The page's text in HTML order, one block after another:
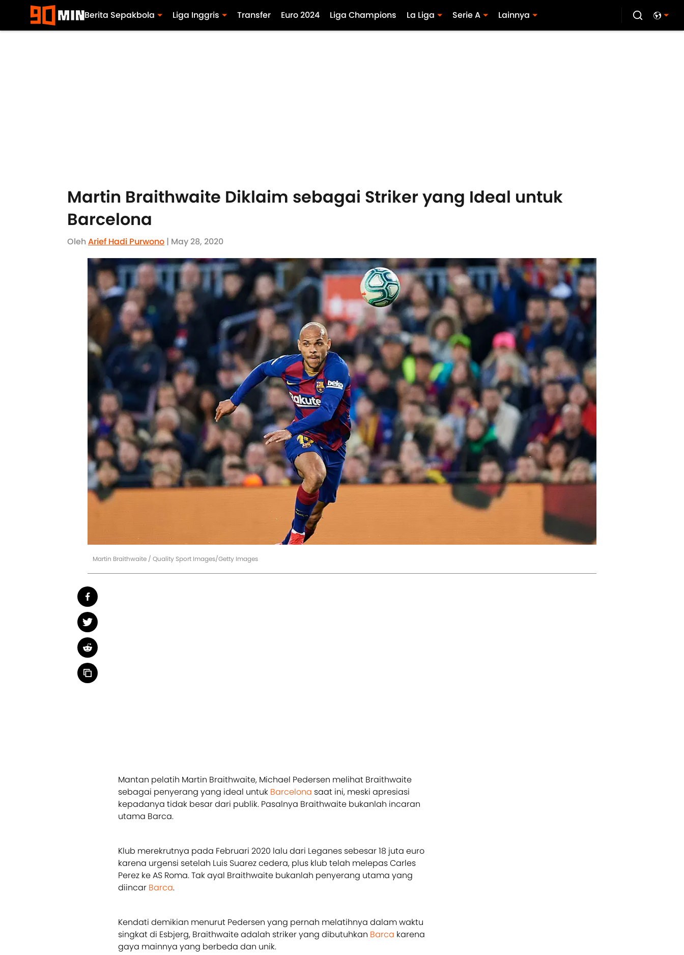
Berita Sepakbola Liga Inggris Transfer Euro 2024 Liga Champions La Liga Serie A Lainnya
Martin Braithwaite Diklaim sebagai Striker yang Ideal untuk
Barcelona
OlehArief Hadi Purwono | May 28, 2020
Martin Braithwaite / Quality Sport Images/Getty Images
Mantan pelatih Martin Braithwaite, Michael Pedersen melihat Braithwaite
sebagai penyerang yang ideal untuk Barcelona saat ini, meski apresiasi
kepadanya tidak besar dari publik. Pasalnya Braithwaite bukanlah incaran
utama Barca.
Klub merekrutnya pada Februari 2020 lalu dari Leganes sebesar 18 juta euro
karena urgensi setelah Luis Suarez cedera, plus klub telah melepas Carles
Perez ke AS Roma. Tak ayal Braithwaite bukanlah penyerang utama yang
diincar Barca.
Kendati demikian menurut Pedersen yang pernah melatihnya dalam waktu
singkat di Esbjerg, Braithwaite adalah striker yang dibutuhkan Barca karena
gaya mainnya yang berbeda dan unik.